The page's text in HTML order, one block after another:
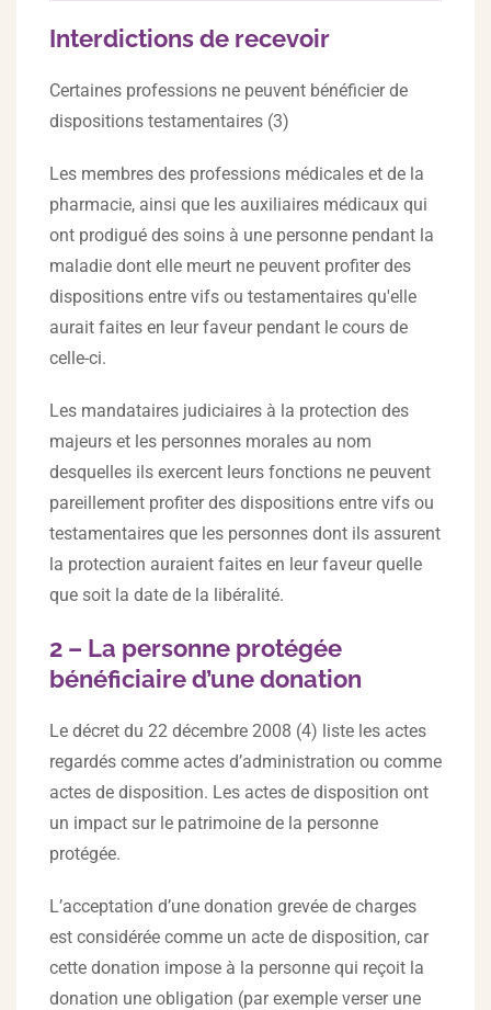
Interdictions de recevoir
Certaines professions ne peuvent bénéficier de
dispositions testamentaires (3)
Les membres des professions médicales et de la
pharmacie, ainsi que les auxiliaires médicaux qui
ont prodigué des soins à une personne pendant la
maladie dont elle meurt ne peuvent profiter des
dispositions entre vifs ou testamentaires qu'elle
aurait faites en leur faveur pendant le cours de
celle-ci.
Les mandataires judiciaires à la protection des
majeurs et les personnes morales au nom
desquelles ils exercent leurs fonctions ne peuvent
pareillement profiter des dispositions entre vifs ou
testamentaires que les personnes dont ils assurent
la protection auraient faites en leur faveur quelle
que soit la date de la libéralité.
2 – La personne protégée
bénéficiaire d’une donation
Le décret du 22 décembre 2008 (4) liste les actes
regardés comme actes d’administration ou comme
actes de disposition. Les actes de disposition ont
un impact sur le patrimoine de la personne
protégée.
L’acceptation d’une donation grevée de charges
est considérée comme un acte de disposition, car
cette donation impose à la personne qui reçoit la
donation une obligation (par exemple verser une